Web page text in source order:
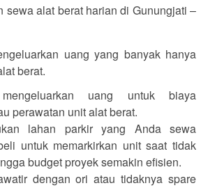
sewa alat berat harian di Gunungjati –
uang yang banyak hanya
berat.
uang untuk biaya
perawatan unit alat berat.
lahan parkir yang Anda sewa
untuk memarkirkan unit saat tidak
budget proyek semakin efisien.
dengan ori atau tidaknya spare